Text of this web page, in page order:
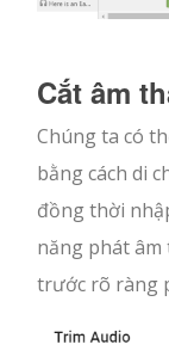
Cắt âm
Chúng ta có
bằng cách di
đồng thời
năng phát âm
trước rõ ràng